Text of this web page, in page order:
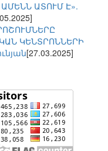
ԱՏՈՒՄ Է».
ԿԵՆՏՐՈՆՆԵՐԻ
[27.03.2025]